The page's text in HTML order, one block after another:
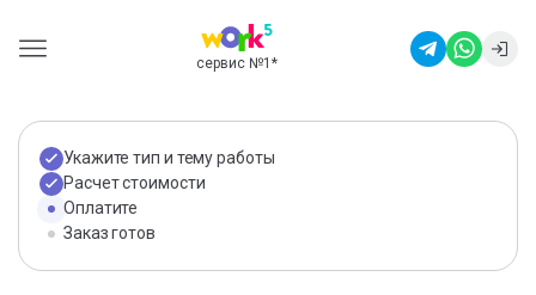
сервис №1 *
Укажите тип и тему работы
Расчет стоимости
Оплатите
Заказ готов